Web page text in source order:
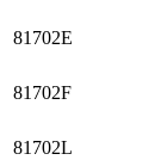
81702E
81702F
81702L